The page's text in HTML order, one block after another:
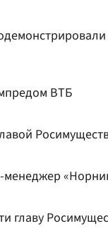
ВТБ
менеджер
главу